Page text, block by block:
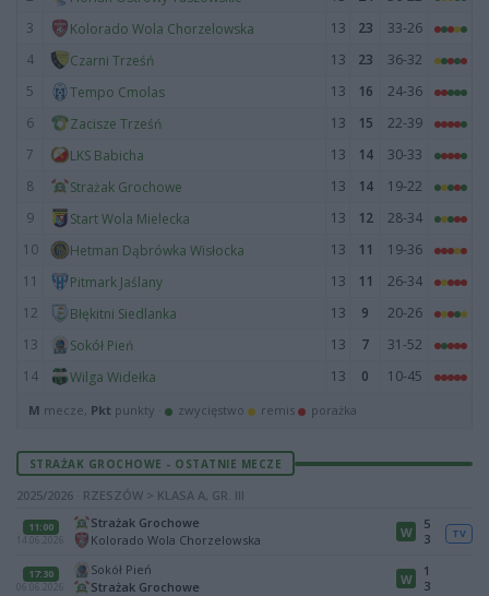
3
Kolorado Wola Chorzelowska 13 23
33-26
4
Czarni Trześń 13 23
36-32
5
Tempo Cmolas 13 16
24-36
6
Zacisze Trześń 13 15
22-39
7
LKS Babicha 13 14
30-33
8
Strażak Grochowe 13 14
19-22
9
Start Wola Mielecka 13 12
28-34
10
Hetman Dąbrówka Wisłocka 13 11
19-36
11
Pitmark Jaślany 13 11
26-34
12
Błękitni Siedlanka 13 9
20-26
13
Sokół Pień 13 7
31-52
14
Wilga Widełka 13 0 10-45
M mecze, Pkt punkty · zwycięstwo remis porażka
STRAŻAK GROCHOWE - OSTATNIE MECZE
2025/2026 · RZESZÓW > KLASA A, GR. III
11:00
14.06.2026
Strażak Grochowe
Kolorado Wola Chorzelowska
W
5
3
TV
17:30
06.06.2026
Sokół Pień
Strażak Grochowe
W
1
3